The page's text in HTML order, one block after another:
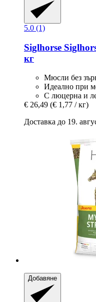
5.0 (1)
Siglhorse
кг
Мюсли без
Идеално при
С люцерна и
€ 26,49 (€ 1,77 / кг)
Доставка до 19.
Добавяне